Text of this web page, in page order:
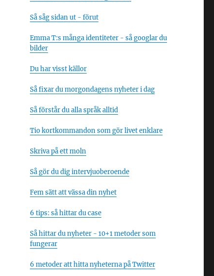
Så såg sidan ut - förut
Emma T:s många identiteter - så googlar du
bilder
Du har visst källor
Så fixar du morgondagens nyheter i dag
Så förstår du alla språk alltid
Tio kortkommandon som gör livet enklare
Skriva på ett moln
Så gör du dig intervjuoberoende
Fem sätt att vässa din nyhet
6 tips: så hittar du case
Så hittar du nyheter - 10+1 metoder som
fungerar
6 metoder att hitta nyheterna på Twitter